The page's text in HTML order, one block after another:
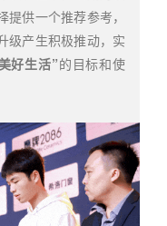
供一个推荐参考，
级产生积极推动，实
好生活”的目标和使